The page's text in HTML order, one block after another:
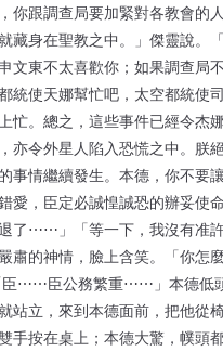
你跟調查局要加緊對各教會的
藏身在聖教之中。」傑靈說。
文東不太喜歡你；如果調查局
統使天娜幫忙吧，太空都統使
忙。總之，這些事件已經令杰
亦令外星人陷入恐慌之中。朕
事情繼續發生。本德，你不要
愛，臣定必誠惶誠恐的辦妥使
了⋯⋯」「等一下，我沒有准
肅的神情，臉上含笑。「你怎
臣⋯⋯臣公務繁重⋯⋯」本德低
站立，來到本德面前，把他從
手按在桌上；本德大驚，幞頭